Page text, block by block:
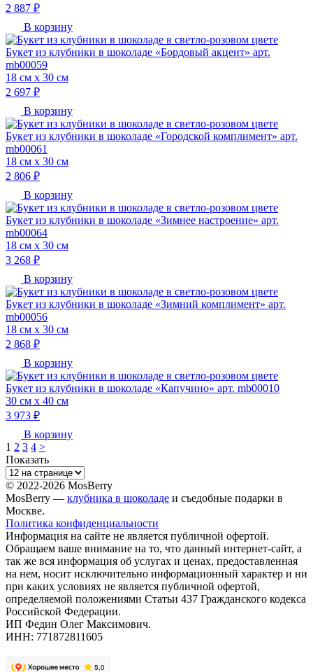
2 887 ₽
В корзину
Букет из клубники в шоколаде «Бордовый акцент» арт.
mb00059
18 см х 30 см
2 697 ₽
В корзину
Букет из клубники в шоколаде «Городской комплимент» арт.
mb00061
18 см х 30 см
2 806 ₽
В корзину
Букет из клубники в шоколаде «Зимнее настроение» арт.
mb00064
18 см х 30 см
3 268 ₽
В корзину
Букет из клубники в шоколаде «Зимний комплимент» арт.
mb00056
18 см х 30 см
2 868 ₽
В корзину
Букет из клубники в шоколаде «Капучино» арт. mb00010
30 см х 40 см
3 973 ₽
В корзину
1 2 3 4 >
Показать
© 2022-2026 MosBerry
MosBerry — клубника в шоколаде и съедобные подарки в
Москве.
Политика конфиденциальности
Информация на сайте не является публичной офертой.
Обращаем ваше внимание на то, что данный интернет-сайт, а
так же вся информация об услугах и ценах, предоставленная
на нем, носит исключительно информационный характер и ни
при каких условиях не является публичной офертой,
определяемой положениями Статьи 437 Гражданского кодекса
Российской Федерации.
ИП Федин Олег Максимович.
ИНН: 771872811605